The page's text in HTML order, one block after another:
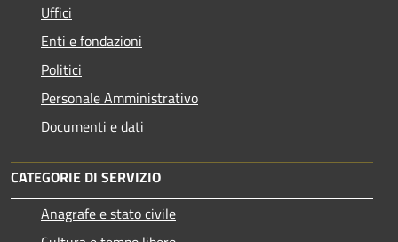
Uffici
Enti e fondazioni
Politici
Personale Amministrativo
Documenti e dati
CATEGORIE DI SERVIZIO
Anagrafe e stato civile